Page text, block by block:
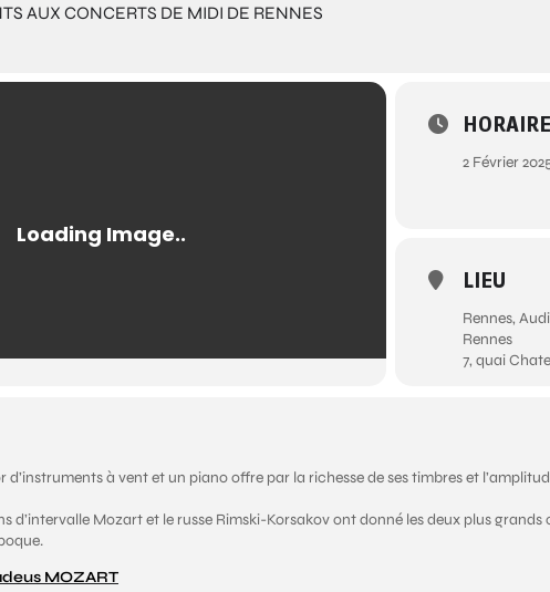
AUX CONCERTS DE MIDI DE RENNES
HORAIRE
2 Février
LIEU
Rennes,
Rennes
7, quai
d’instruments à vent et un piano offre par la richesse de ses timbres et
d’intervalle Mozart et le russe Rimski-Korsakov ont donné les deux plus
MOZART